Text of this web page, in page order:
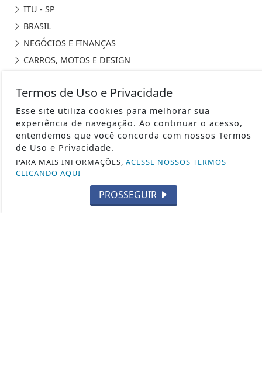
ITU - SP
BRASIL
NEGÓCIOS E FINANÇAS
CARROS, MOTOS E DESIGN
GENTE FAMOSA E FOFOCAS
SÃO PAULO - SP
SEUS DIREITOS
ESPORTES
SALTO - SP
DIVERSIDADE
Termos de Uso e Privacidade
Esse site utiliza cookies para melhorar sua
experiência de navegação. Ao continuar o acesso,
entendemos que você concorda com nossos Termos
de Uso e Privacidade.
PARA MAIS INFORMAÇÕES, ACESSE NOSSOS TERMOS
CLICANDO AQUI
PROSSEGUIR